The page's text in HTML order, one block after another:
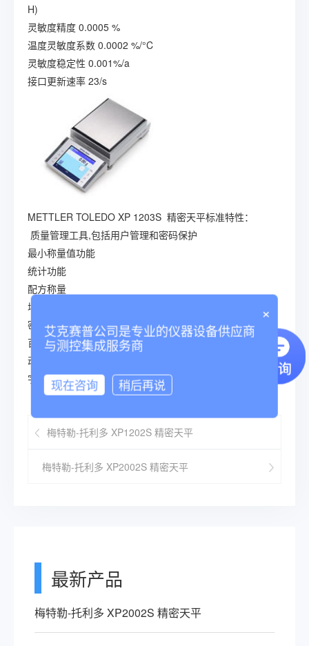
H)
灵敏度精度 0.0005 %
温度灵敏度系数 0.0002 %/°C
灵敏度稳定性 0.001%/a
接口更新速率 23/s
METTLER TOLEDO XP 1203S 精密天平标准特性：
质量管理工具,包括用户管理和密码保护
最小称量值功能
统计功能
配方称量
增强计件称量
密度测定
百分比称量
动态称量
字母数字输入
梅特勒-托利多 XP1202S 精密天平
梅特勒-托利多 XP2002S 精密天平
最新产品
梅特勒-托利多 XP2002S 精密天平
×
艾克赛普公司是专业的仪器设备供应商
与测控集成服务商
现在咨询 稍后再说